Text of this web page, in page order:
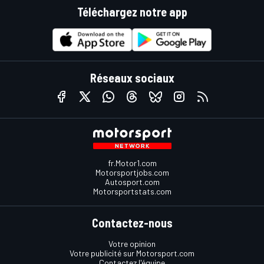
Téléchargez notre app
Réseaux sociaux
fr.Motor1.com
Motorsportjobs.com
Autosport.com
Motorsportstats.com
Contactez-nous
Votre opinion
Votre publicité sur Motorsport.com